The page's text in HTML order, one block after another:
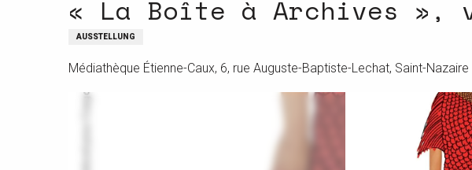
« La Boîte à Archives »,
AUSSTELLUNG
Médiathèque Étienne-Caux, 6, rue Auguste-Baptiste-Lechat, Saint-Nazaire